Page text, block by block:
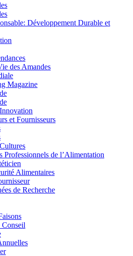
Développement Durable et
des Amandes
Magazine
et Fournisseurs
Professionnels de l’Alimentation
Alimentaires
de Recherche
Conseil